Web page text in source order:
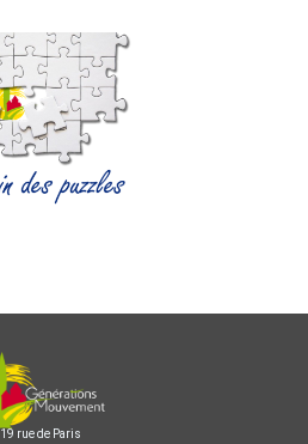
19 rue de Paris